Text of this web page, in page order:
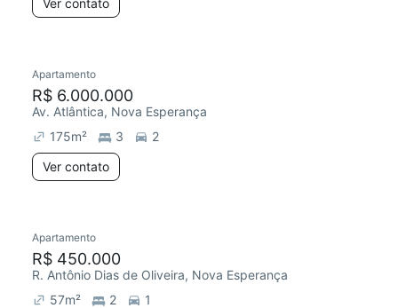
Ver contato
Apartamento
R$ 6.000.000
Av. Atlântica, Nova Esperança
175m² 3
2
Ver contato
Apartamento
R$ 450.000
R. Antônio Dias de Oliveira, Nova Esperança
57m² 2
1